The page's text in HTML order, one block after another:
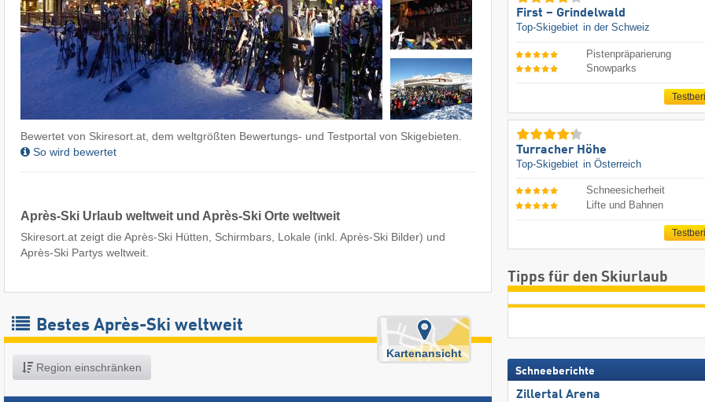
Bewertet von Skiresort.at, dem weltgrößten Bewertungs- und Testportal von Skigebieten.
So wird bewertet
Après-Ski Urlaub weltweit und Après-Ski Orte weltweit
Skiresort.at zeigt die Après-Ski Hütten, Schirmbars, Lokale (inkl. Après-Ski Bilder) und
Après-Ski Partys weltweit.
Bestes Après-Ski weltweit
Region einschränken
Kartenansicht
First – Grindelwald
Top-Skigebiet in der Schweiz
Pistenpräparierung
Snowparks
Turracher Höhe
Top-Skigebiet in Österreich
Schneesicherheit
Lifte und Bahnen
Tipps für den Skiurlaub
Schneeberichte
Zillertal Arena